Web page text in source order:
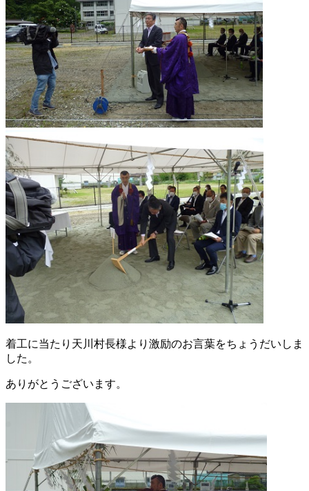
着工に当たり天川村長様より激励のお言葉をちょうだいしま
した。
ありがとうございます。